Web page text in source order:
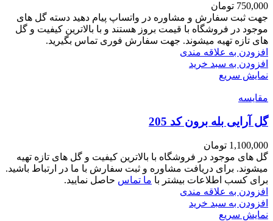
750,000 تومان
جهت ثبت سفارش و مشاوره در واتساپ پیام دهید دسته گل های
موجود در فروشگاه با قیمت بروز هستند و با بالاترین کیفیت و گل
های تازه تهیه میشوند. جهت سفارش فوری تماس بگیرید.
افزودن به علاقه مندی
افزودن به سبد خرید
نمایش سریع
مقايسه
گل آرایی بله برون کد 205
1,100,000 تومان
گل های موجود در فروشگاه با بالاترین کیفیت و گل های تازه تهیه
میشوند. برای دریافت مشاوره و ثبت سفارش با ما در ارتباط باشید.
برای کسب اطلاعات بیشتر با ما تماس حاصل نمایید.
افزودن به علاقه مندی
افزودن به سبد خرید
نمایش سریع